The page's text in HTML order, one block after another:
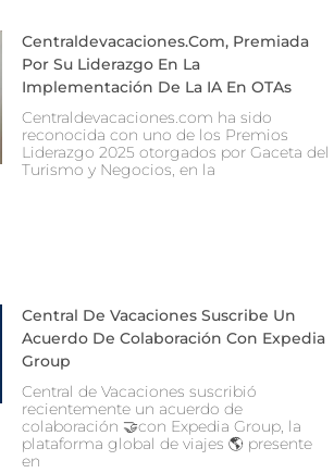
Centraldevacaciones.com, Premiada
Por Su Liderazgo En La
Implementación De La IA En OTAs
Centraldevacaciones.com ha sido
reconocida con uno de los Premios
Liderazgo 2025 otorgados por Gaceta del
Turismo y Negocios, en la
Central De Vacaciones Suscribe Un
Acuerdo De Colaboración Con Expedia
Group
Central de Vacaciones suscribió
recientemente un acuerdo de
colaboración 🤝con Expedia Group, la
plataforma global de viajes 🌎 presente
en